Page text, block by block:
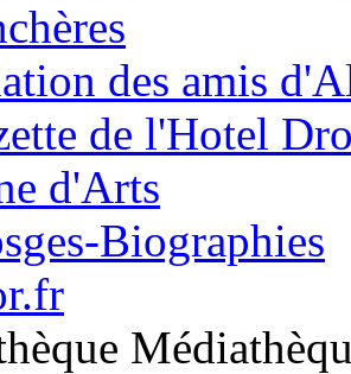
des amis
de l'Hotel
d'Arts
Biographies